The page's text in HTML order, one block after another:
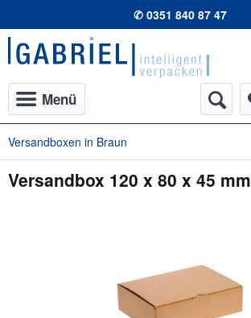
✆ 0351 840 87 47
Menü
Versandboxen in Braun
Versandbox 120 x 80 x 45 mm